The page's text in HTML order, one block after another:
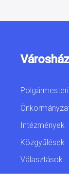
Polgármesteri
Intézmények
Közgyűlések
Választások